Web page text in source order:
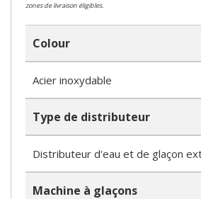
zones de livraison éligibles.
Colour
Acier inoxydable
Type de distributeur
Distributeur d'eau et de glaçon
Machine à glaçons